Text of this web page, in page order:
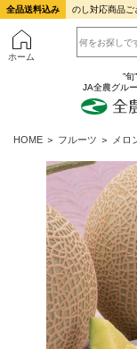
全品送料込み のし対応商品ご
ホーム
”旬
JA全農グル
HOME ＞ フルーツ ＞ メロ